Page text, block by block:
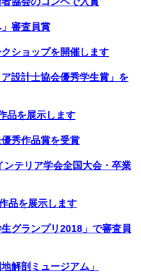
審査員賞
ショップを開催します
設計士協会優秀学生賞」を
品を展示します
秀作品賞を受賞
テリア学会全国大会・卒業
品を展示します
グランプリ2018」で審査員
解剖ミュージアム」